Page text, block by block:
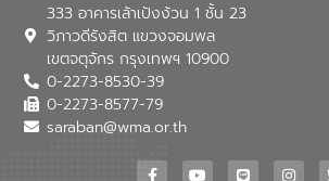
333 อาคารเล้าเป้งง้วน 1 ชั้น 23
วิภาวดีรังสิต แขวงจอมพล
เขตจตุจักร กรุงเทพฯ 10900
0-2273-8530-39
0-2273-8577-79
saraban@wma.or.th